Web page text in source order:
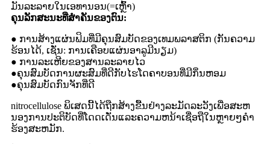
ມັນລະລາຍໃນເອທານອນ(=ເຫຼົ້າ)
ຄຸນ​ລັກ​ສະ​ນະ​ທີ່​ສໍາ​ຄັນ​ຂອງ​ຕົນ​:
● ການສ້າງແຜ່ນຟິມທີ່ມີຄຸນສົມບັດຂອງເທມພລາສຕິກ (ກັນຄວາມ
ຮ້ອນໄດ້, ເຊັ່ນ: ການເຄືອບແຜ່ນອາລູມີນຽມ)
● ການລະເຫີຍຂອງສານລະລາຍໄວ
●ຄຸນສົມບັດການຜະສົມທີ່ດີກັບໄຮໂດຄາບອນທີ່ມີກິ່ນຫອມ
●ຄຸນສົມບັດກົນຈັກທີ່ດີ
nitrocellulose ພິເສດນີ້ໄດ້ຖືກສ້າງຂື້ນຢ່າງລະມັດລະວັງເພື່ອສະຫ
ນອງການປະຕິບັດທີ່ໂດດເດັ່ນແລະຄວາມຫນ້າເຊື່ອຖືໃນຫຼາຍໆຄໍາ
ຮ້ອງສະຫມັກ.